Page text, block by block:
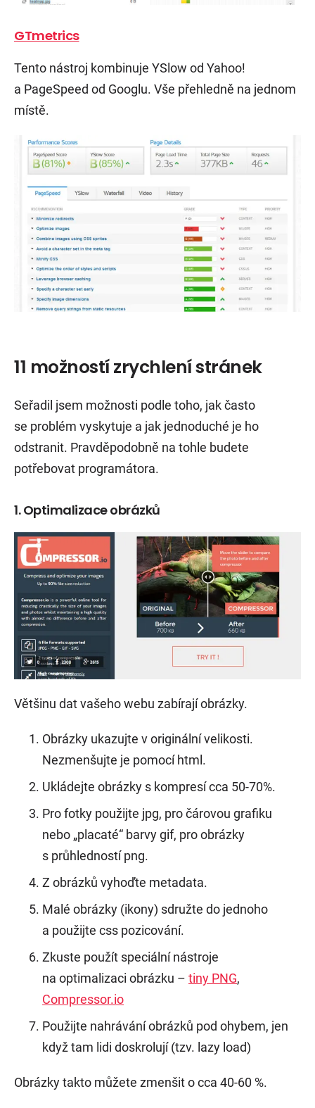
GTmetrics
Tento nástroj kombinuje YSlow od Yahoo!
a PageSpeed od Googlu. Vše přehledně na jednom
místě.
11 možností zrychlení stránek
Seřadil jsem možnosti podle toho, jak často
se problém vyskytuje a jak jednoduché je ho
odstranit. Pravděpodobně na tohle budete
potřebovat programátora.
1. Optimalizace obrázků
Většinu dat vašeho webu zabírají obrázky.
Obrázky ukazujte v originální velikosti.
Nezmenšujte je pomocí html.
Ukládejte obrázky s kompresí cca 50-70%.
Pro fotky použijte jpg, pro čárovou grafiku
nebo „placaté“ barvy gif, pro obrázky
s průhledností png.
Z obrázků vyhoďte metadata.
Malé obrázky (ikony) sdružte do jednoho
a použijte css pozicování.
Zkuste použít speciální nástroje
na optimalizaci obrázku – tiny PNG,
Compressor.io
Použijte nahrávání obrázků pod ohybem, jen
když tam lidi doskrolují (tzv. lazy load)
Obrázky takto můžete zmenšit o cca 40-60 %.